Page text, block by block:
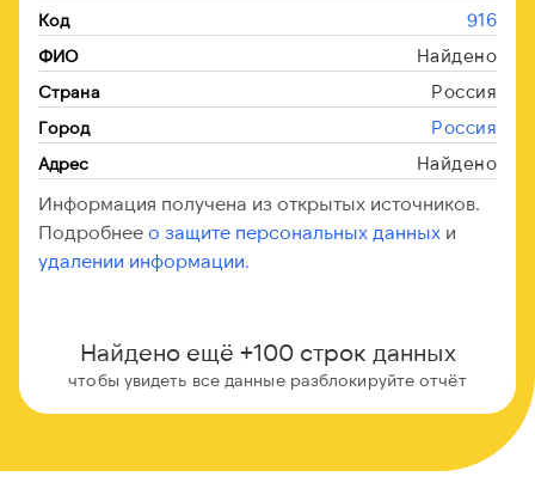
Код 916
ФИО Найдено
Страна Россия
Город Россия
Адрес Найдено
Информация получена из открытых источников.
Подробнее о защите персональных данных и
удалении информации.
Найдено ещё +100 строк данных
чтобы увидеть все данные разблокируйте отчёт